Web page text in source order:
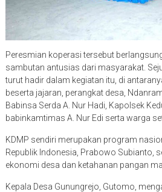
Peresmian koperasi tersebut
sambutan antusias dari masyarakat.
turut hadir dalam kegiatan itu, di
beserta jajaran, perangkat desa,
Babinsa Serda A. Nur Hadi, Kapolsek
babinkamtimas A. Nur Edi serta warga
KDMP sendiri merupakan program
Republik Indonesia, Prabowo Subianto,
ekonomi desa dan ketahanan pangan
Kepala Desa Gunungrejo, Gutomo,